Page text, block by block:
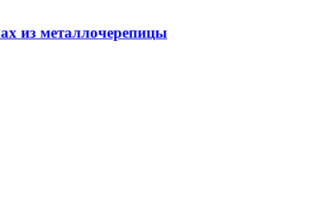
из металлочерепицы